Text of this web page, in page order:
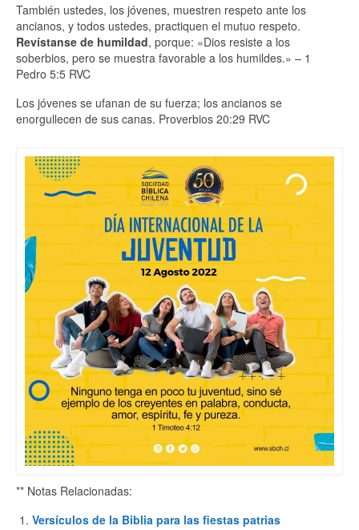
También ustedes, los jóvenes, muestren respeto ante los
ancianos, y todos ustedes, practiquen el mutuo respeto.
Revístanse de humildad, porque: «Dios resiste a los
soberbios, pero se muestra favorable a los humildes.» – 1
Pedro 5:5 RVC
Los jóvenes se ufanan de su fuerza; los ancianos se
enorgullecen de sus canas. Proverbios 20:29 RVC
** Notas Relacionadas:
Versículos de la Biblia para las fiestas patrias